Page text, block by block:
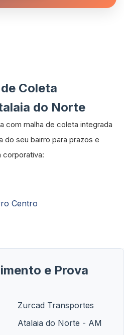
Coleta
do Norte
com malha de coleta integrada
do seu bairro para prazos e
corporativa:
Centro
e Prova
Zurcad Transportes
Atalaia do Norte - AM